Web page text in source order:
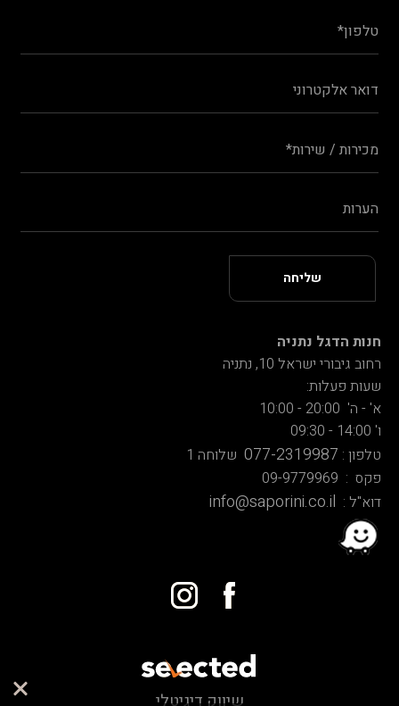
חנות הדגל נתניה
רחוב גיבורי ישראל 10, נתניה
שעות פעלות:
א' - ה' 20:00 - 10:00
ו' 14:00 - 09:30
טלפון : 077-2319987 שלוחה 1
פקס : 09-9779969
דוא"ל : info@saporini.co.il
שיווק דיגיטלי